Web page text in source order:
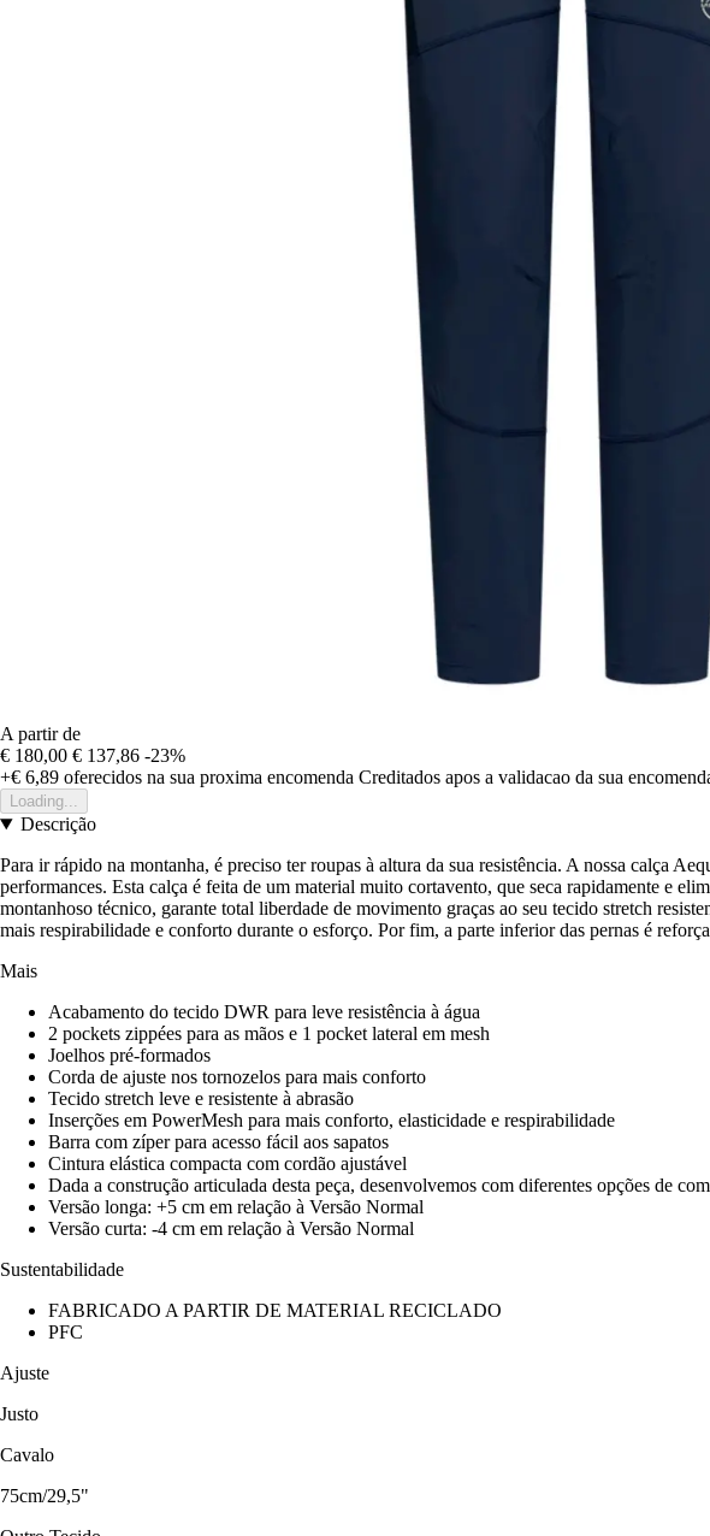
A partir de
€ 180,00 € 137,86 -23%
+€ 6,89 oferecidos na sua proxima encomenda Creditados apos a validacao da sua
Loading...
Descrição
Para ir rápido na montanha, é preciso ter roupas à altura da sua resistência. A nossa calça
performances. Esta calça é feita de um material muito cortavento, que seca rapidamente e
montanhoso técnico, garante total liberdade de movimento graças ao seu tecido stretch
mais respirabilidade e conforto durante o esforço. Por fim, a parte inferior das pernas é
Mais
Acabamento do tecido DWR para leve resistência à água
2 pockets zippées para as mãos e 1 pocket lateral em mesh
Joelhos pré-formados
Corda de ajuste nos tornozelos para mais conforto
Tecido stretch leve e resistente à abrasão
Inserções em PowerMesh para mais conforto, elasticidade e respirabilidade
Barra com zíper para acesso fácil aos sapatos
Cintura elástica compacta com cordão ajustável
Dada a construção articulada desta peça, desenvolvemos com diferentes opções de
Versão longa: +5 cm em relação à Versão Normal
Versão curta: -4 cm em relação à Versão Normal
Sustentabilidade
FABRICADO A PARTIR DE MATERIAL RECICLADO
PFC
Ajuste
Justo
Cavalo
75cm/29,5"